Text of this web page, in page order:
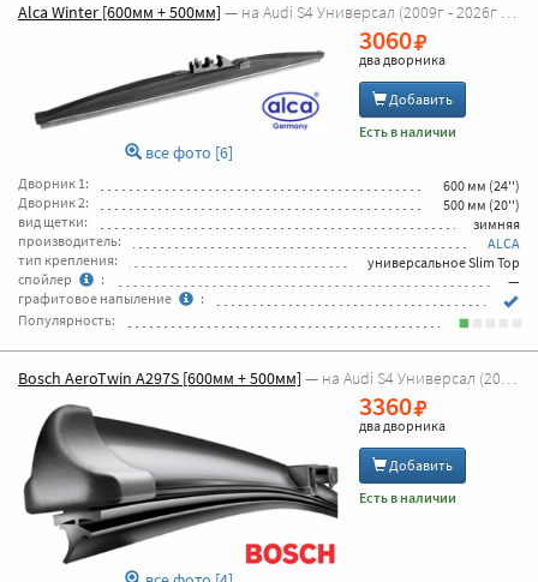
Alca Winter [600мм + 500мм] — на Audi S4 Универсал (2009г - 2026г [8K5,B8])
все фото [6]
3060
два дворника
Добавить
Есть в наличии
Дворник 1:
600 мм (24'')
Дворник 2:
500 мм (20'')
вид щетки:
зимняя
производитель:
ALCA
тип крепления:
универсальное Slim Top
спойлер
:
—
графитовое напыление
:
Популярность:
Bosch AeroTwin A297S [600мм + 500мм] — на Audi S4 Универсал (2009г - 2026г [8K5,B8])
3360
два дворника
Добавить
Есть в наличии